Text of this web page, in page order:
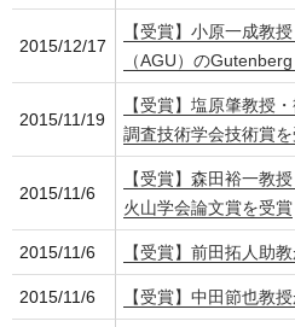
2015/12/17
【受賞】小原一成教
（AGU）の
2015/11/19
【受賞】塩原肇教授
調査技術学会技術賞
2015/11/6
【受賞】森田裕一教
火山学会論文賞を受賞
2015/11/6 【受賞】前田拓人助
2015/11/6 【受賞】中田節也教